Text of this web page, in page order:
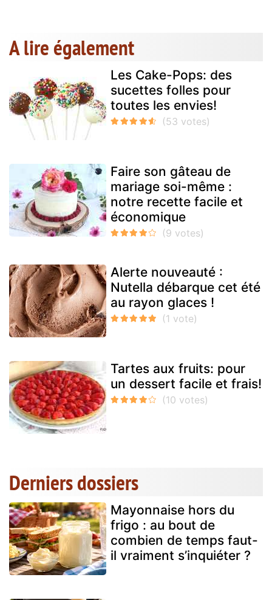
A lire également
Les Cake-Pops: des
sucettes folles pour
toutes les envies!
Faire son gâteau de
mariage soi-même :
notre recette facile et
économique
Alerte nouveauté :
Nutella débarque cet été
au rayon glaces !
Tartes aux fruits: pour
un dessert facile et frais!
Derniers dossiers
Mayonnaise hors du
frigo : au bout de
combien de temps faut-
il vraiment s’inquiéter ?